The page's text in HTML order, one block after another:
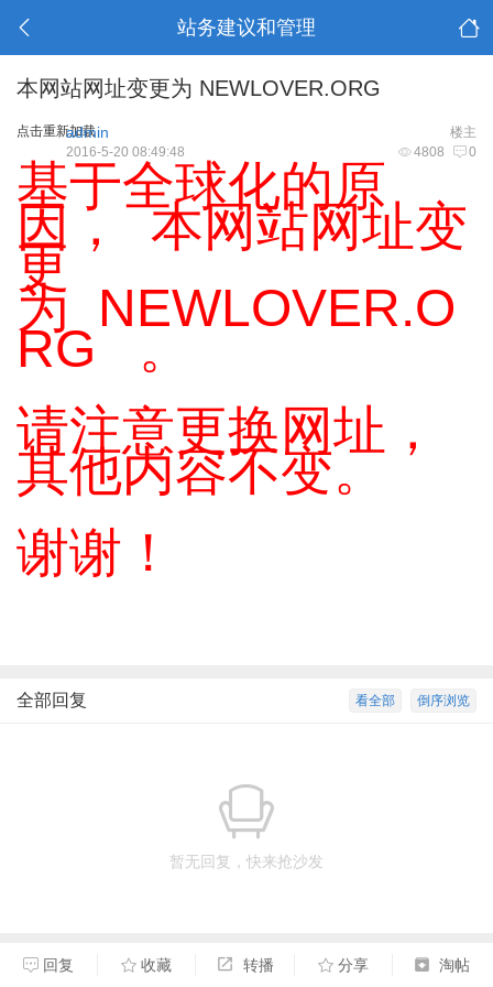
站务建议和管理
本网站网址变更为 NEWLOVER.ORG
点击重新加载 楼主
admin
4808 0
2016-5-20 08:49:48
基于全球化的原
因， 本网站网址变
更
为 NEWLOVER.O
RG 。
请注意更换网址，
其他内容不变。
谢谢！
倒序浏览
看全部
全部回复
暂无回复，快来抢沙发
回复 收藏 转播 分享 淘帖